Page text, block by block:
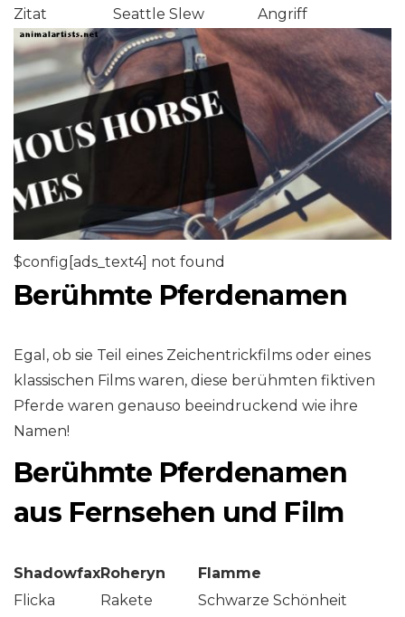
Zitat Seattle Slew Angriff
$config[ads_text4] not found
Berühmte Pferdenamen
Egal, ob sie Teil eines Zeichentrickfilms oder eines
klassischen Films waren, diese berühmten fiktiven
Pferde waren genauso beeindruckend wie ihre
Namen!
Berühmte Pferdenamen
aus Fernsehen und Film
ShadowfaxRoheryn
Flamme
Flicka
Rakete Schwarze Schönheit